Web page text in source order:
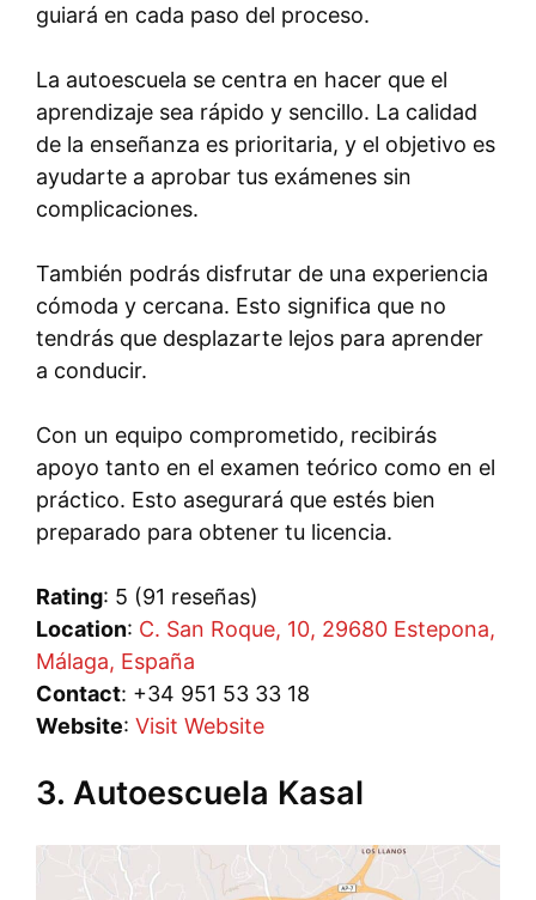
guiará en cada paso del proceso.
La autoescuela se centra en hacer que el
aprendizaje sea rápido y sencillo. La calidad
de la enseñanza es prioritaria, y el objetivo es
ayudarte a aprobar tus exámenes sin
complicaciones.
También podrás disfrutar de una experiencia
cómoda y cercana. Esto significa que no
tendrás que desplazarte lejos para aprender
a conducir.
Con un equipo comprometido, recibirás
apoyo tanto en el examen teórico como en el
práctico. Esto asegurará que estés bien
preparado para obtener tu licencia.
Rating: 5 (91 reseñas)
Location: C. San Roque, 10, 29680 Estepona,
Málaga, España
Contact: +34 951 53 33 18
Website: Visit Website
3. Autoescuela Kasal